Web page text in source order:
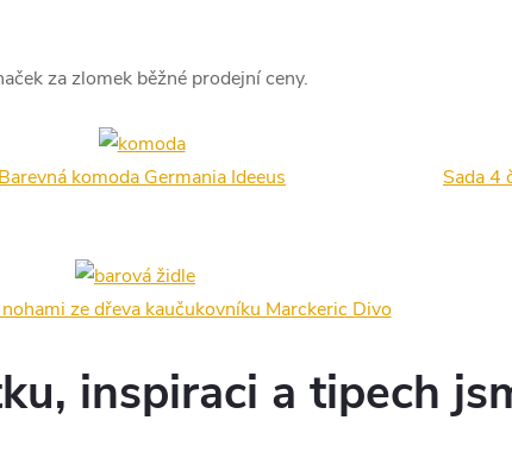
za zlomek běžné prodejní ceny.
Barevná komoda Germania Ideeus Sada 4
ze dřeva kaučukovníku Marckeric Divo
inspiraci a tipech